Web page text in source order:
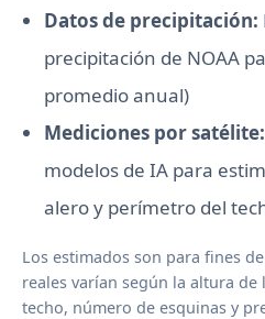
Datos de precipitación:
precipitación de NOAA
promedio anual)
Mediciones por satélite:
modelos de IA para
alero y perímetro del
Los estimados son para fines
reales varían según la altura de
techo, número de esquinas y